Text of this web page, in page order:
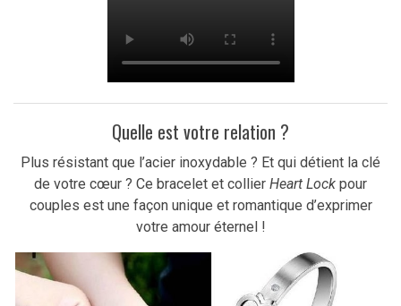
Quelle est votre relation ?
Plus résistant que l’acier inoxydable ? Et qui détient la clé
de votre cœur ? Ce bracelet et collier Heart Lock pour
couples est une façon unique et romantique d’exprimer
votre amour éternel !